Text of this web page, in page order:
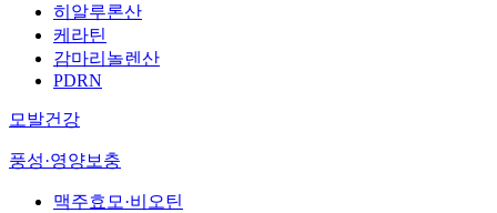
히알루론산
케라틴
감마리놀렌산
PDRN
모발건강
풍성·영양보충
맥주효모·비오틴